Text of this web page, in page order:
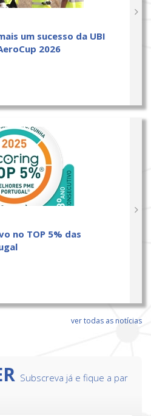
um sucesso da UBI
2026
no TOP 5% das
ver todas as notícias
Subscreva já e fique a par